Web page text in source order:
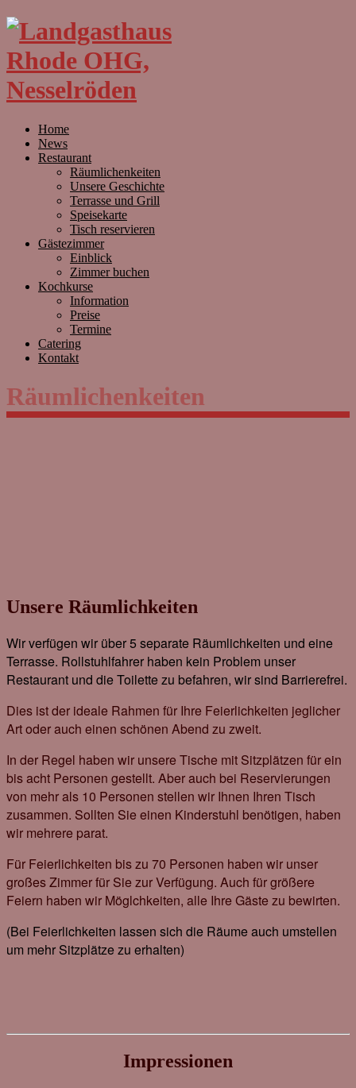
Home
News
Restaurant
Räumlichenkeiten
Unsere Geschichte
Terrasse und Grill
Speisekarte
Tisch reservieren
Gästezimmer
Einblick
Zimmer buchen
Kochkurse
Information
Preise
Termine
Catering
Kontakt
Räumlichenkeiten
Unsere Räumlichkeiten
Wir verfügen wir über 5 separate Räumlichkeiten und eine
Terrasse. Rollstuhlfahrer haben kein Problem unser
Restaurant und die Toilette zu befahren, wir sind Barrierefrei.
Dies ist der ideale Rahmen für Ihre Feierlichkeiten jeglicher
Art oder auch einen schönen Abend zu zweit.
In der Regel haben wir unsere Tische mit Sitzplätzen für ein
bis acht Personen gestellt. Aber auch bei Reservierungen
von mehr als 10 Personen stellen wir Ihnen Ihren Tisch
zusammen. Sollten Sie einen Kinderstuhl benötigen, haben
wir mehrere parat.
Für Feierlichkeiten bis zu 70 Personen haben wir unser
großes Zimmer für Sie zur Verfügung. Auch für größere
Feiern haben wir Möglchkeiten, alle Ihre Gäste zu bewirten.
(Bei Feierlichkeiten lassen sich die Räume auch umstellen
um mehr Sitzplätze zu erhalten)
Impressionen